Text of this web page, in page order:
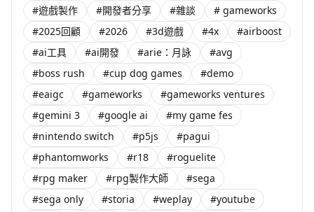
#遊戲製作
#開發者分享 #雜談
# gameworks
#2025回顧
#2026 #3d遊戲 #4x
#airboost
#ai工具
#ai開發 #arie：月詠
#avg
#boss rush
#cup dog games
#demo
#eaigc
#gameworks
#gameworks ventures
#gemini 3
#google ai
#my game fes
#nintendo switch
#p5js
#pagui
#phantomworks
#r18
#roguelite
#rpg maker
#rpg製作大師
#sega
#sega only
#storia #weplay #youtube